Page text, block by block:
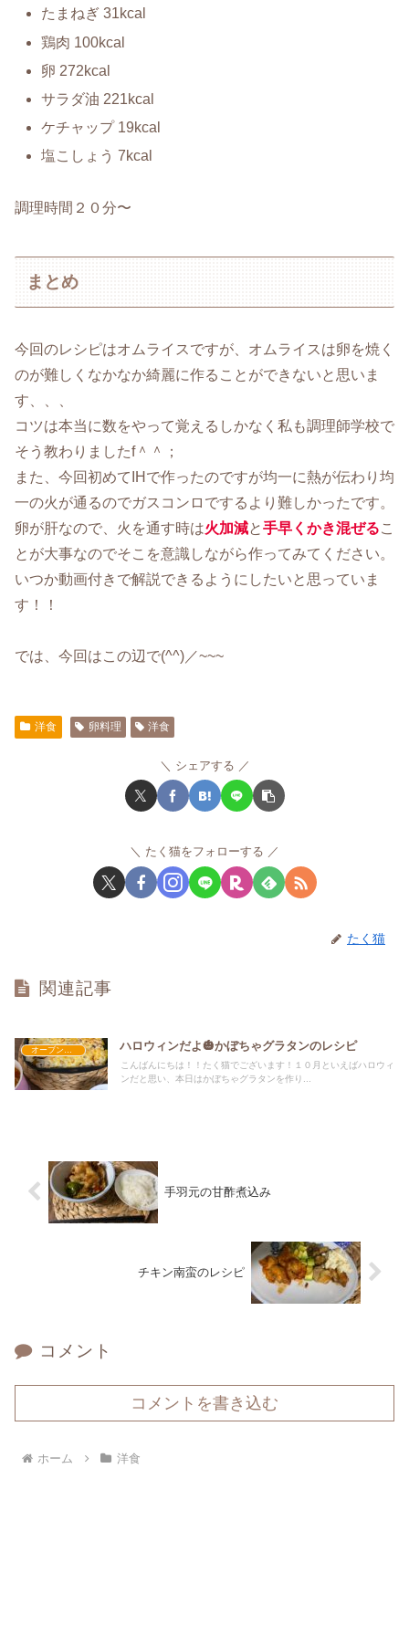
たまねぎ 31kcal
鶏肉 100kcal
卵 272kcal
サラダ油 221kcal
ケチャップ 19kcal
塩こしょう 7kcal
調理時間２０分〜
まとめ
今回のレシピはオムライスですが、オムライスは卵を焼く
のが難しくなかなか綺麗に作ることができないと思いま
す、、、
コツは本当に数をやって覚えるしかなく私も調理師学校で
そう教わりましたf＾＾；
また、今回初めてIHで作ったのですが均一に熱が伝わり均
一の火が通るのでガスコンロでするより難しかったです。
卵が肝なので、火を通す時は火加減と手早くかき混ぜるこ
とが大事なのでそこを意識しながら作ってみてください。
いつか動画付きで解説できるようにしたいと思っていま
す！！
では、今回はこの辺で(^^)／~~~
洋食 卵料理 洋食
シェアする
たく猫をフォローする
たく猫
関連記事
ハロウィンだよ🎃かぼちゃグラタンのレシピ
こんばんにちは！！たく猫でございます！１０月といえばハロウィ
ンだと思い、本日はかぼちゃグラタンを作り...
手羽元の甘酢煮込み
チキン南蛮のレシピ
コメント
コメントを書き込む
ホーム 洋食